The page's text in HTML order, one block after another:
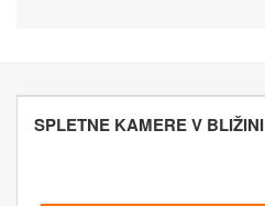
SPLETNE KAMERE V BLIŽINI